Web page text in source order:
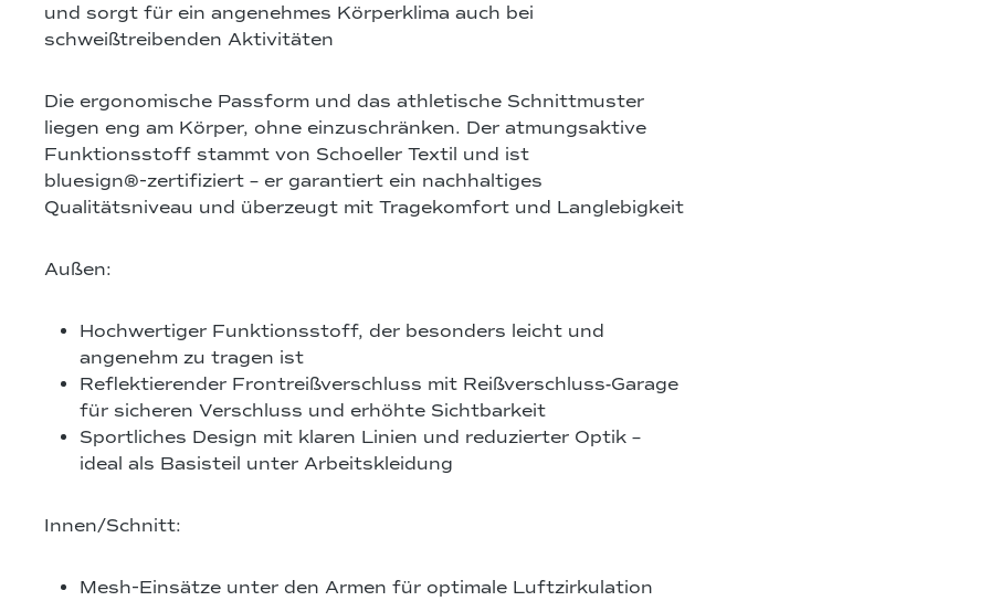
und sorgt für ein angenehmes Körperklima auch bei
schweißtreibenden Aktivitäten
Die ergonomische Passform und das athletische Schnittmuster
liegen eng am Körper, ohne einzuschränken. Der atmungsaktive
Funktionsstoff stammt von Schoeller Textil und ist
bluesign®‑zertifiziert – er garantiert ein nachhaltiges
Qualitätsniveau und überzeugt mit Tragekomfort und Langlebigkeit
Außen:
Hochwertiger Funktionsstoff, der besonders leicht und
angenehm zu tragen ist
Reflektierender Frontreißverschluss mit Reißverschluss-Garage
für sicheren Verschluss und erhöhte Sichtbarkeit
Sportliches Design mit klaren Linien und reduzierter Optik –
ideal als Basisteil unter Arbeitskleidung
Innen/Schnitt:
Mesh‑Einsätze unter den Armen für optimale Luftzirkulation